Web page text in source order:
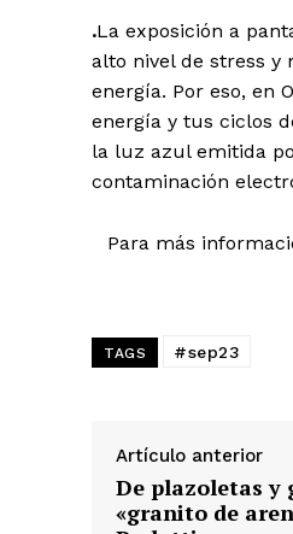
.La exposición a
alto nivel de stress
energía. Por eso, en
energía y tus ciclos
la luz azul emitida
contaminación
Para más
TAGS #sep23
Artículo anterior
De plazoletas
«granito de